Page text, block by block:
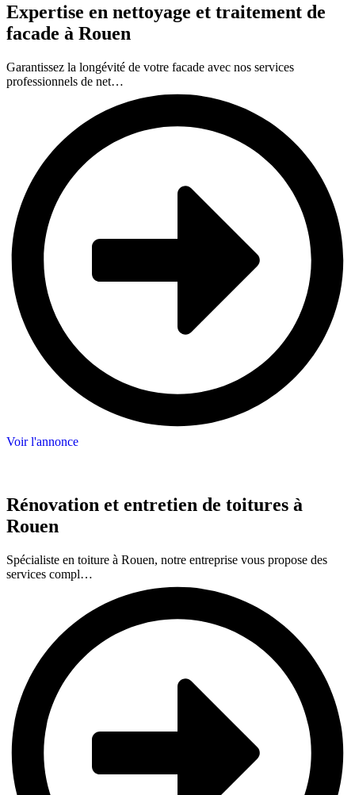
Expertise en nettoyage et traitement de
facade à Rouen
Garantissez la longévité de votre facade avec nos services
professionnels de net…
Voir l'annonce
Rénovation et entretien de toitures à
Rouen
Spécialiste en toiture à Rouen, notre entreprise vous propose des
services compl…